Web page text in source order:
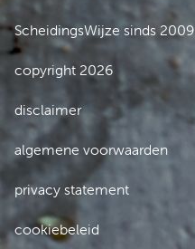
ScheidingsWijze sinds 2009
copyright 2026
disclaimer
algemene voorwaarden
privacy statement
cookiebeleid